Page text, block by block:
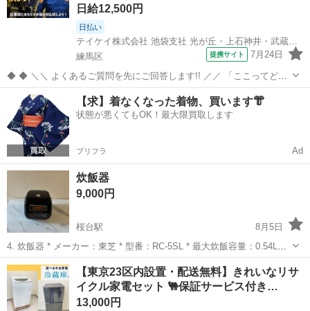
日給12,500円
日払い
テイケイ株式会社 池袋支社 光が丘・上石神井・武蔵関エリア(2)
練馬区
提携サイト 7月24日
◆ ◆ ＼＼ よくあるご質問を先にご回答します!! ／／ 「ここってどう
なの？」「これってどうなの？」 そんな素朴な疑問を"先出し"でお答
え！ 解決して応募前に不安を払拭してください☆彡
―――――――――――――――...
東京 警備員
【求】着なくなった着物、買います👘
状態が悪くてもOK！最大限買取します
プリフラ Ad
炊飯器
9,000円
桜台駅
8月5日
4. 炊飯器 * メーカー：東芝 * 型番：RC-5SL * 最大炊飯容量：0.54L（3
合炊き）
東京 練馬区 桜台駅 キッチン家電 東芝
【東京23区内設置・配送無料】きれいなリサ
イクル家電セット 🐫保証サービス付き…
13,000円